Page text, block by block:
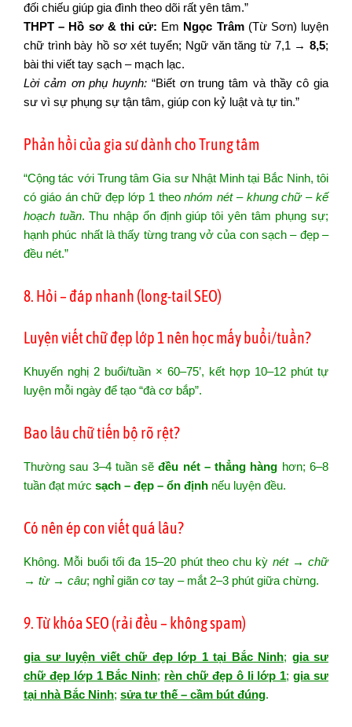
đối chiếu giúp gia đình theo dõi rất yên tâm.”
THPT – Hồ sơ & thi cử: Em Ngọc Trâm(Từ Sơn) luyện
chữ trình bày hồ sơ xét tuyển; Ngữ văn tăng từ 7,1 → 8,5;
bài thi viết tay sạch – mạch lạc.
Lời cảm ơn phụ huynh: “Biết ơn trung tâm và thầy cô gia
sư vì sự phụng sự tận tâm, giúp con kỷ luật và tự tin.”
Phản hồi của gia sư dành cho Trung tâm
“Cộng tác với Trung tâm Gia sư Nhật Minh tại Bắc Ninh, tôi
có giáo án chữ đẹp lớp 1 theonhóm nét – khung chữ – kế
hoạch tuần. Thu nhập ổn định giúp tôi yên tâm phụng sự;
hạnh phúc nhất là thấy từng trang vở của con sạch – đẹp –
đều nét.”
8. Hỏi – đáp nhanh (long-tail SEO)
Luyện viết chữ đẹp lớp 1 nên học mấy buổi/tuần?
Khuyến nghị 2 buổi/tuần × 60–75’, kết hợp 10–12 phút tự
luyện mỗi ngày để tạo “đà cơ bắp”.
Bao lâu chữ tiến bộ rõ rệt?
Thường sau 3–4 tuần sẽđều nét – thẳng hàng hơn; 6–8
tuần đạt mức sạch – đẹp – ổn định nếu luyện đều.
Có nên ép con viết quá lâu?
Không. Mỗi buổi tối đa 15–20 phút theo chu kỳ nét → chữ
→ từ → câu; nghỉ giãn cơ tay – mắt 2–3 phút giữa chừng.
9. Từ khóa SEO (rải đều – không spam)
gia sư luyện viết chữ đẹp lớp 1 tại Bắc Ninh; gia sư
chữ đẹp lớp 1 Bắc Ninh; rèn chữ đẹp ô li lớp 1;gia sư
tại nhà Bắc Ninh; sửa tư thế – cầm bút đúng.